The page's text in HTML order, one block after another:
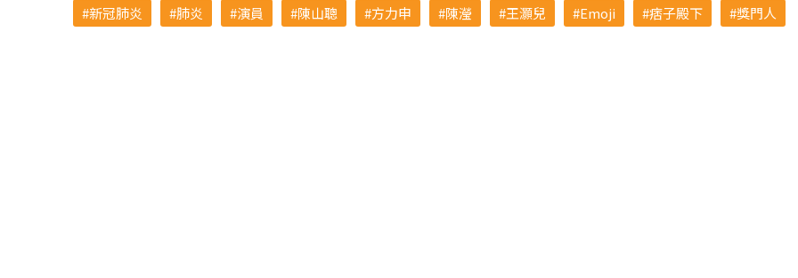
新冠肺炎 肺炎 演員 陳山聰 方力申 陳瀅 王灝兒 Emoji 痞子殿下 獎門人